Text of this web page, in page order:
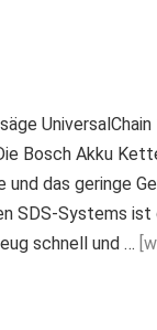
UniversalChain
Bosch Akku
und das geringe
SDS-Systems
schnell und …